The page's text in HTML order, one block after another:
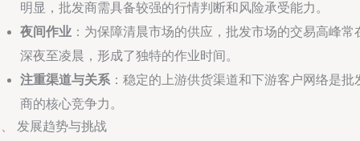
明显，批发商需具备较强的行情判断和风险承受能力。
夜间作业 ：为保障清晨市场的供应，批发市场的交易高峰常
深夜至凌晨，形成了独特的作业时间。
注重渠道与关系 ：稳定的上游供货渠道和下游客户网络是批
商的核心竞争力。
发展趋势与挑战